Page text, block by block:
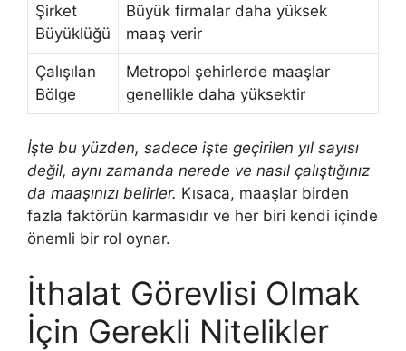
Şirket
Büyüklüğü
Büyük firmalar daha yüksek
maaş verir
Çalışılan
Bölge
Metropol şehirlerde maaşlar
genellikle daha yüksektir
İşte bu yüzden, sadece işte geçirilen yıl sayısı
değil, aynı zamanda nerede ve nasıl çalıştığınız
da maaşınızı belirler. Kısaca, maaşlar birden
fazla faktörün karmasıdır ve her biri kendi içinde
önemli bir rol oynar.
İthalat Görevlisi Olmak
İçin Gerekli Nitelikler